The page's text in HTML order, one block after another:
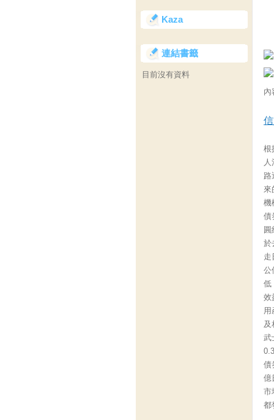
內
根
路
來
機
債
於
走
公
低
效
用
及
武
債
億
市
都
Kaza
連結書籤
目前沒有資料